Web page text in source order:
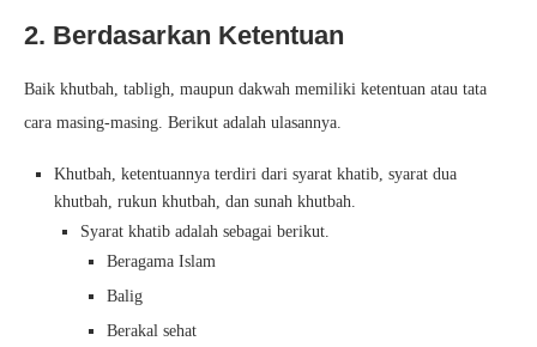
2. Berdasarkan Ketentuan
Baik khutbah, tabligh, maupun dakwah memiliki ketentuan atau tata
cara masing-masing. Berikut adalah ulasannya.
Khutbah, ketentuannya terdiri dari syarat khatib, syarat dua
khutbah, rukun khutbah, dan sunah khutbah.
Syarat khatib adalah sebagai berikut.
Beragama Islam
Balig
Berakal sehat